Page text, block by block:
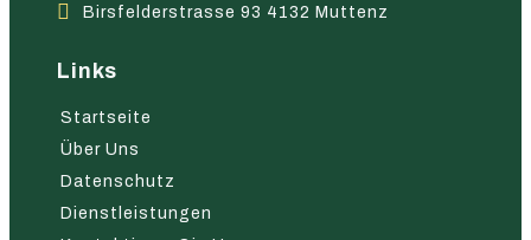
Birsfelderstrasse 93 4132 Muttenz
Links
Startseite
Über Uns
Datenschutz
Dienstleistungen